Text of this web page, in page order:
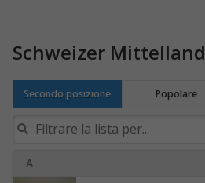
Schweizer Mittelland
Secondo posizione Popolare
A